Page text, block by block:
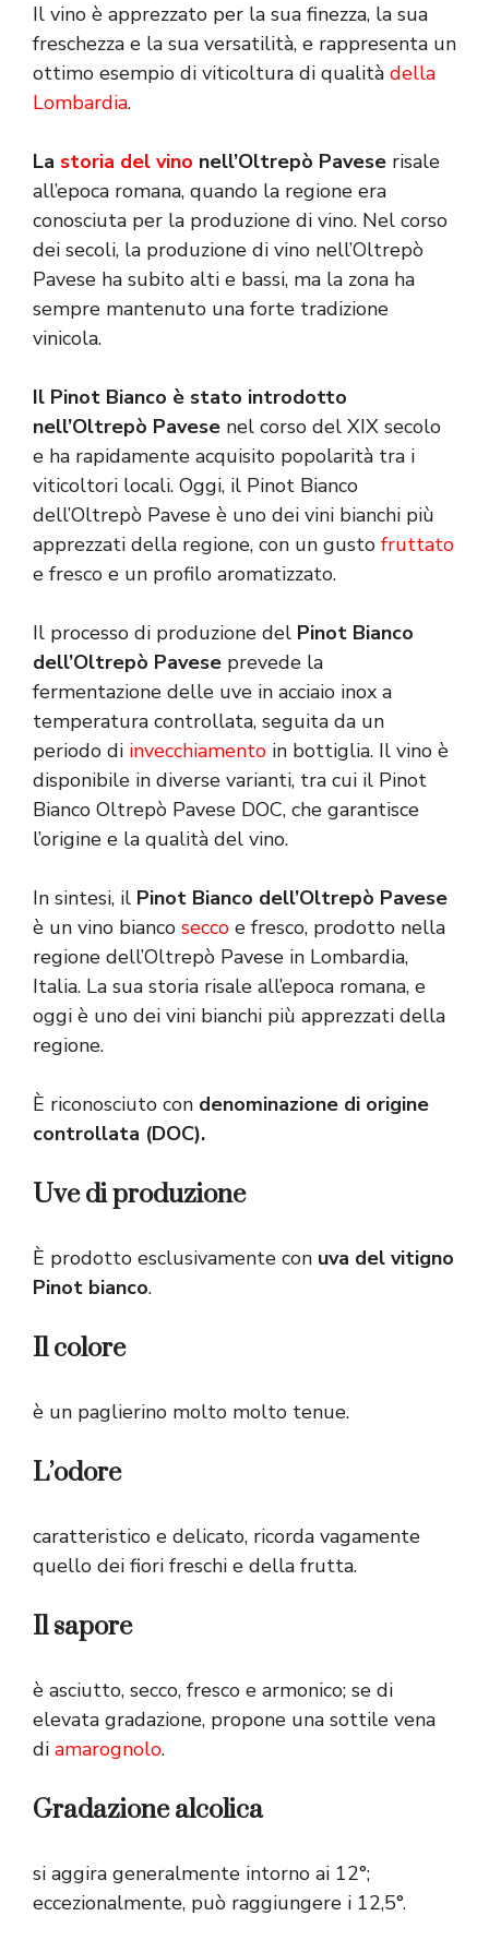
Il vino è apprezzato per la sua finezza, la sua
freschezza e la sua versatilità, e rappresenta un
ottimo esempio di viticoltura di qualità della
Lombardia.
La storia del vino nell’Oltrepò Pavese risale
all’epoca romana, quando la regione era
conosciuta per la produzione di vino. Nel corso
dei secoli, la produzione di vino nell’Oltrepò
Pavese ha subito alti e bassi, ma la zona ha
sempre mantenuto una forte tradizione
vinicola.
Il Pinot Bianco è stato introdotto
nell’Oltrepò Pavese nel corso del XIX secolo
e ha rapidamente acquisito popolarità tra i
viticoltori locali. Oggi, il Pinot Bianco
dell’Oltrepò Pavese è uno dei vini bianchi più
apprezzati della regione, con un gusto fruttato
e fresco e un profilo aromatizzato.
Il processo di produzione del Pinot Bianco
dell’Oltrepò Pavese prevede la
fermentazione delle uve in acciaio inox a
temperatura controllata, seguita da un
periodo di invecchiamento in bottiglia. Il vino è
disponibile in diverse varianti, tra cui il Pinot
Bianco Oltrepò Pavese DOC, che garantisce
l’origine e la qualità del vino.
In sintesi, il Pinot Bianco dell’Oltrepò Pavese
è un vino bianco secco e fresco, prodotto nella
regione dell’Oltrepò Pavese in Lombardia,
Italia. La sua storia risale all’epoca romana, e
oggi è uno dei vini bianchi più apprezzati della
regione.
È riconosciuto con denominazione di origine
controllata (DOC).
Uve di produzione
È prodotto esclusivamente con uva del vitigno
Pinot bianco.
Il colore
è un paglierino molto molto tenue.
L’odore
caratteristico e delicato, ricorda vagamente
quello dei fiori freschi e della frutta.
Il sapore
è asciutto, secco, fresco e armonico; se di
elevata gradazione, propone una sottile vena
di amarognolo.
Gradazione alcolica
si aggira generalmente intorno ai 12°;
eccezionalmente, può raggiungere i 12,5°.